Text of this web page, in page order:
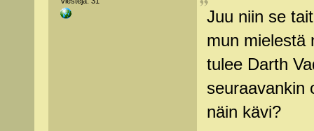
Juu niin se
mun mielestä
tulee Darth
seuraavankin
näin kävi?